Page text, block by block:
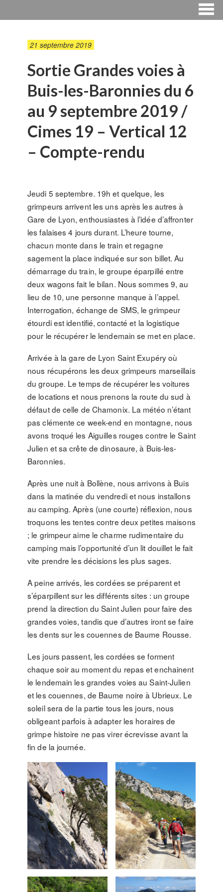
21 septembre 2019
Sortie Grandes voies à
Buis-les-Baronnies du 6
au 9 septembre 2019 /
Cimes 19 – Vertical 12
– Compte-rendu
Jeudi 5 septembre. 19h et quelque, les
grimpeurs arrivent les uns après les autres à
Gare de Lyon, enthousiastes à l’idée d’affronter
les falaises 4 jours durant. L’heure tourne,
chacun monte dans le train et regagne
sagement la place indiquée sur son billet. Au
démarrage du train, le groupe éparpillé entre
deux wagons fait le bilan. Nous sommes 9, au
lieu de 10, une personne manque à l’appel.
Interrogation, échange de SMS, le grimpeur
étourdi est identifié, contacté et la logistique
pour le récupérer le lendemain se met en place.
Arrivée à la gare de Lyon Saint Exupéry où
nous récupérons les deux grimpeurs marseillais
du groupe. Le temps de récupérer les voitures
de locations et nous prenons la route du sud à
défaut de celle de Chamonix. La météo n’étant
pas clémente ce week-end en montagne, nous
avons troqué les Aiguilles rouges contre le Saint
Julien et sa crête de dinosaure, à Buis-les-
Baronnies.
Après une nuit à Bollène, nous arrivons à Buis
dans la matinée du vendredi et nous installons
au camping. Après (une courte) réflexion, nous
troquons les tentes contre deux petites maisons
; le grimpeur aime le charme rudimentaire du
camping mais l’opportunité d’un lit douillet le fait
vite prendre les décisions les plus sages.
A peine arrivés, les cordées se préparent et
s’éparpillent sur les différents sites : un groupe
prend la direction du Saint Julien pour faire des
grandes voies, tandis que d’autres iront se faire
les dents sur les couennes de Baume Rousse.
Les jours passent, les cordées se forment
chaque soir au moment du repas et enchainent
le lendemain les grandes voies au Saint-Julien
et les couennes, de Baume noire à Ubrieux. Le
soleil sera de la partie tous les jours, nous
obligeant parfois à adapter les horaires de
grimpe histoire ne pas virer écrevisse avant la
fin de la journée.